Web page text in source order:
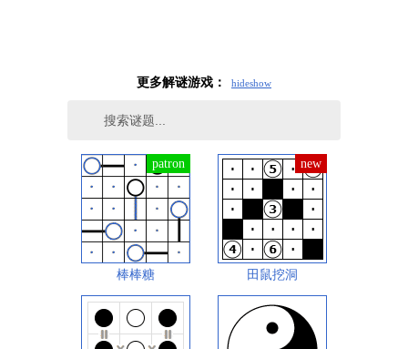
更多解谜游戏： hideshow
棒棒糖 田鼠挖洞